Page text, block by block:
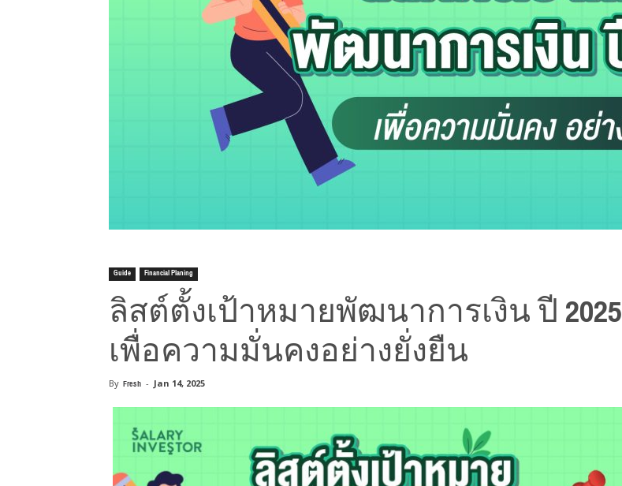
Guide Financial Planing
ลิสต์ตั้งเป้าหมายพัฒนาการเงิน ปี 2025
เพื่อความมั่นคงอย่างยั่งยืน
By Fresh - Jan 14, 2025